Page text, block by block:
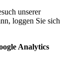
unserer
loggen Sie sich
Analytics